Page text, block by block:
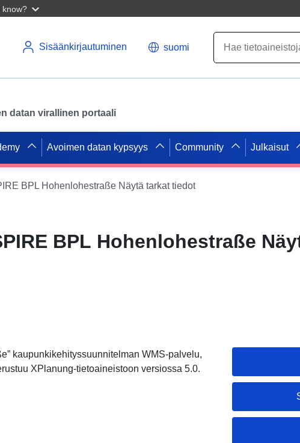
know?
Sisäänkirjautuminen suomi
datan virallinen portaali
Avoimen datan kypsyys Community Julkaisut
BPL Hohenlohestraße Näytä tarkat tiedot
BPL Hohenlohestraße
kaupunkikehityssuunnitelman WMS-palvelu,
XPlanung-tietoaineistoon versiossa 5.0.